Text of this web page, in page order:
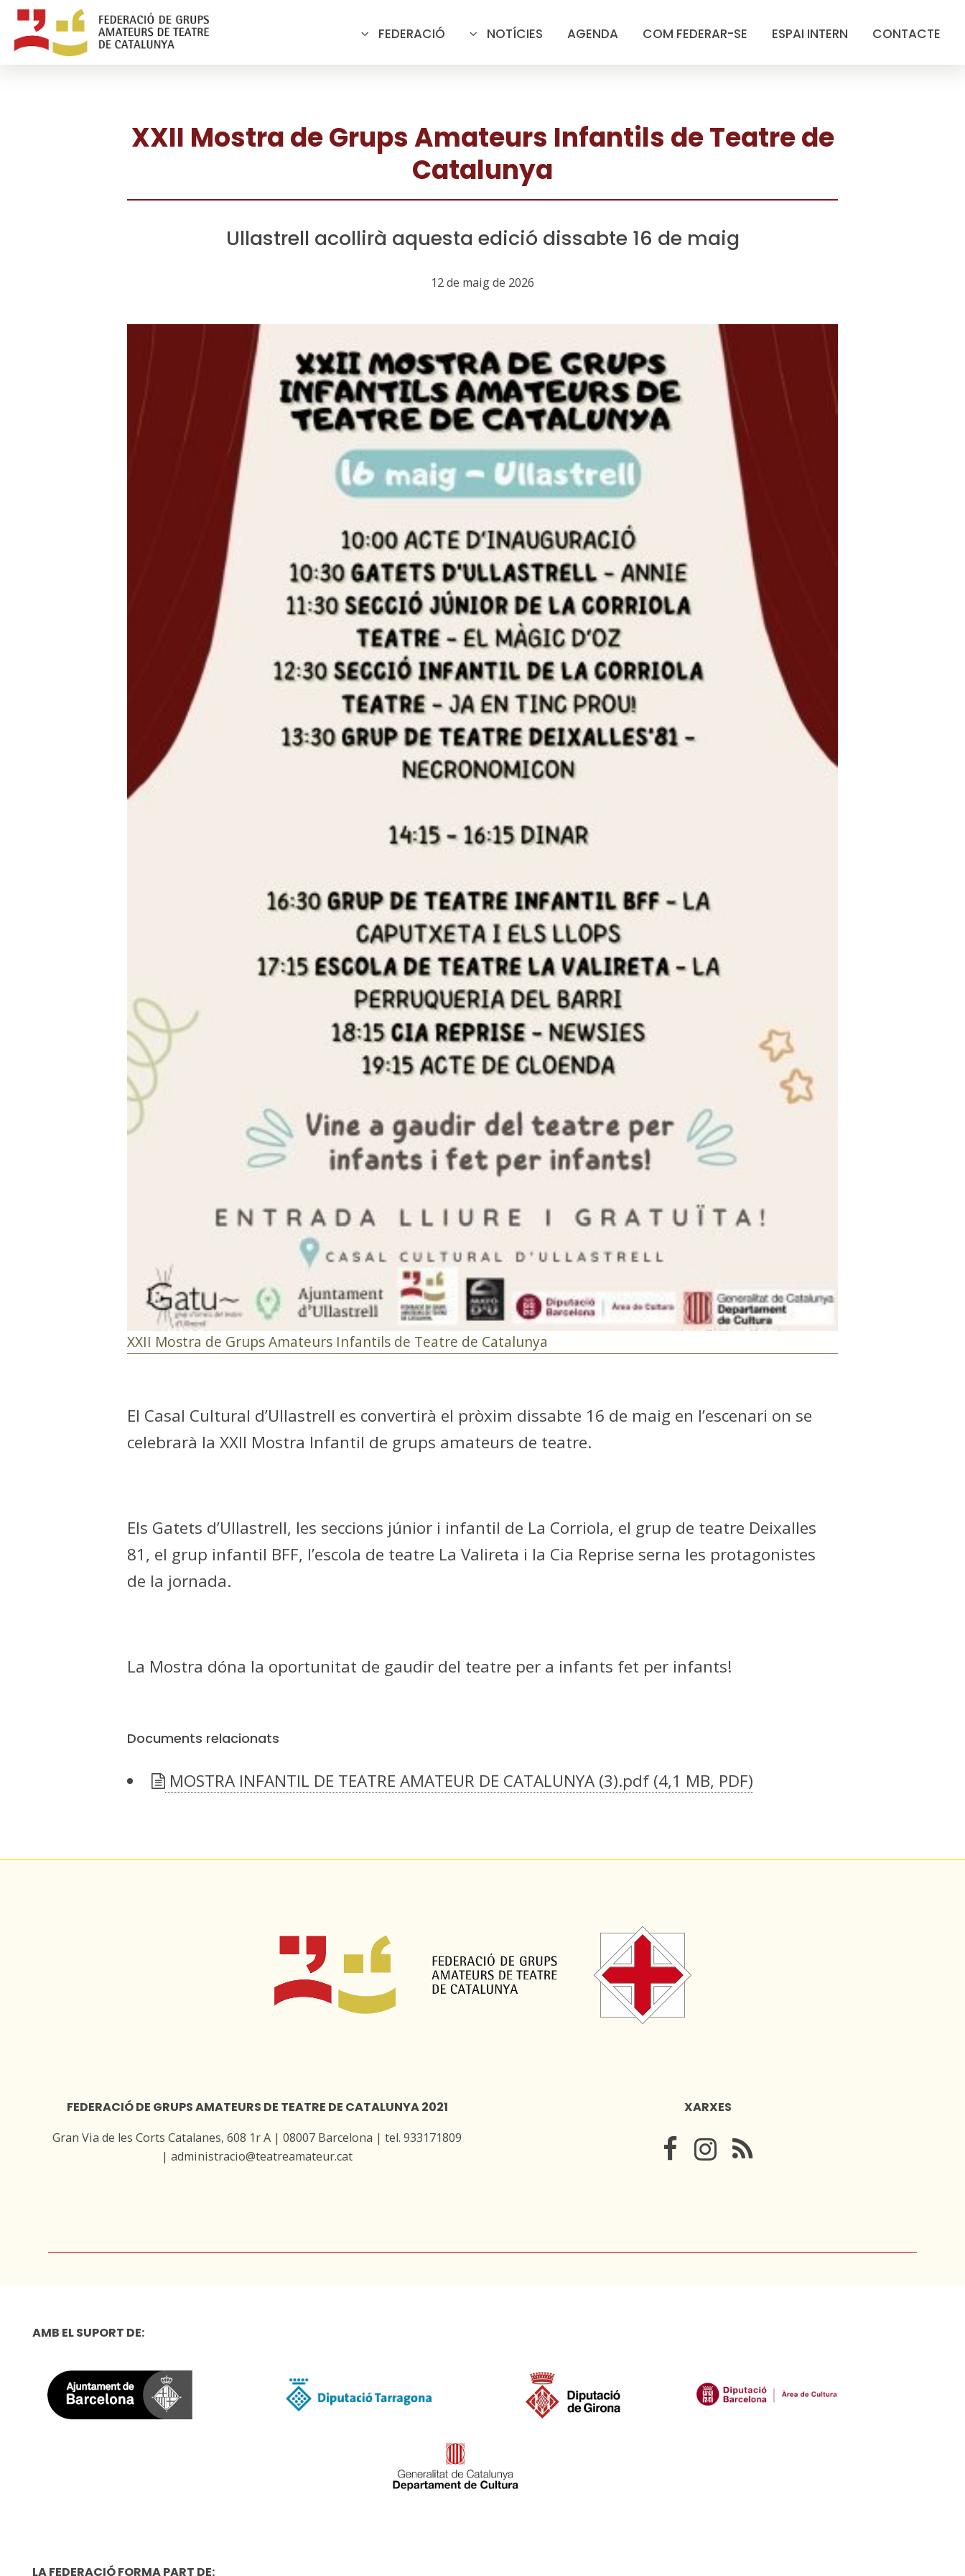
FEDERACIÓ NOTÍCIES AGENDA COM FEDERAR-SE ESPAI INTERN CONTACTE
XXII Mostra de Grups Amateurs Infantils de Teatre de
Catalunya
Ullastrell acollirà aquesta edició dissabte 16 de maig
12 de maig de 2026
XXII Mostra de Grups Amateurs Infantils de Teatre de Catalunya
El Casal Cultural d’Ullastrell es convertirà el pròxim dissabte 16 de maig en l’escenari on se
celebrarà la XXII Mostra Infantil de grups amateurs de teatre.
Els Gatets d’Ullastrell, les seccions júnior i infantil de La Corriola, el grup de teatre Deixalles
81, el grup infantil BFF, l’escola de teatre La Valireta i la Cia Reprise serna les protagonistes
de la jornada.
La Mostra dóna la oportunitat de gaudir del teatre per a infants fet per infants!
Documents relacionats
MOSTRA INFANTIL DE TEATRE AMATEUR DE CATALUNYA (3).pdf(4,1 MB, PDF)
FEDERACIÓ DE GRUPS AMATEURS DE TEATRE DE CATALUNYA 2021
Gran Via de les Corts Catalanes, 608 1r A | 08007 Barcelona | tel. 933171809
| administracio@teatreamateur.cat
XARXES
AMB EL SUPORT DE:
LA FEDERACIÓ FORMA PART DE: